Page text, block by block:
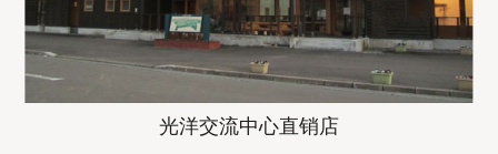
光洋交流中心直销店